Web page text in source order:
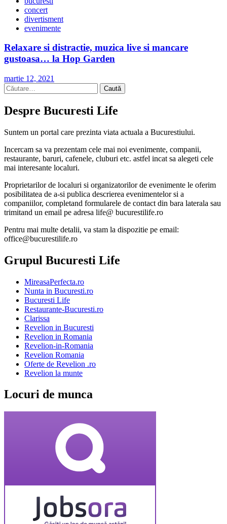
concert
divertisment
evenimente
Relaxare si distractie, muzica live si mancare
gustoasa… la Hop Garden
martie 12, 2021
Caută
după:
Despre Bucuresti Life
Suntem un portal care prezinta viata actuala a Bucurestiului.
Incercam sa va prezentam cele mai noi evenimente, companii,
restaurante, baruri, cafenele, cluburi etc. astfel incat sa alegeti cele
mai interesante localuri.
Proprietarilor de localuri si organizatorilor de evenimente le oferim
posibilitatea de a-si publica descrierea evenimentelor si a
companiilor, completand formularele de contact din bara laterala sau
trimitand un email pe adresa life@ bucurestilife.ro
Pentru mai multe detalii, va stam la dispozitie pe email:
office@bucurestilife.ro
Grupul Bucuresti Life
MireasaPerfecta.ro
Nunta in Bucuresti.ro
Bucuresti Life
Restaurante-Bucuresti.ro
Clarissa
Revelion in Bucuresti
Revelion in Romania
Revelion-in-Romania
Revelion Romania
Oferte de Revelion .ro
Revelion la munte
Locuri de munca